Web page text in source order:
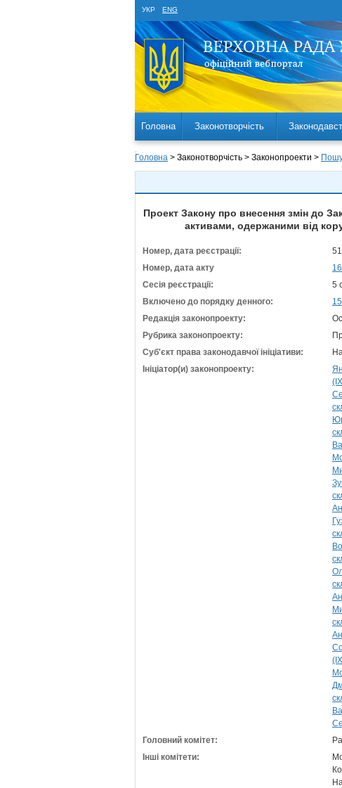
УКР ENG
Головна Законотворчість
Головна > Законотворчість > Законопроекти >
Проект Закону про внесення змін до
активами, одержаними від
Номер, дата реєстрації:
Номер, дата акту
Сесія реєстрації:
5
Включено до порядку денного:
Редакція законопроекту:
Рубрика законопроекту:
Суб'єкт права законодавчої ініціативи:
Ініціатор(и) законопроекту:
Головний комітет:
Інші комітети: